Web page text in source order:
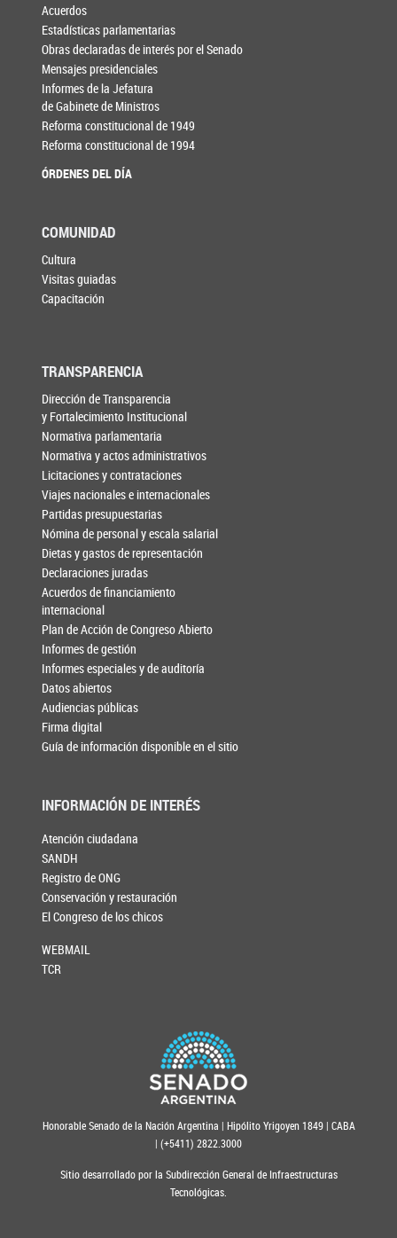
Acuerdos
Estadísticas parlamentarias
Obras declaradas de interés por el Senado
Mensajes presidenciales
Informes de la Jefatura
de Gabinete de Ministros
Reforma constitucional de 1949
Reforma constitucional de 1994
ÓRDENES DEL DÍA
COMUNIDAD
Cultura
Visitas guiadas
Capacitación
TRANSPARENCIA
Dirección de Transparencia
y Fortalecimiento Institucional
Normativa parlamentaria
Normativa y actos administrativos
Licitaciones y contrataciones
Viajes nacionales e internacionales
Partidas presupuestarias
Nómina de personal y escala salarial
Dietas y gastos de representación
Declaraciones juradas
Acuerdos de financiamiento
internacional
Plan de Acción de Congreso Abierto
Informes de gestión
Informes especiales y de auditoría
Datos abiertos
Audiencias públicas
Firma digital
Guía de información disponible en el sitio
INFORMACIÓN DE INTERÉS
Atención ciudadana
SANDH
Registro de ONG
Conservación y restauración
El Congreso de los chicos
WEBMAIL
TCR
Honorable Senado de la Nación Argentina | Hipólito Yrigoyen 1849 | CABA
| (+5411) 2822.3000
Sitio desarrollado por la Subdirección General de Infraestructuras
Tecnológicas.